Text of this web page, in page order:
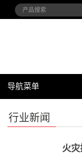
导航菜单
行业新闻
火灾